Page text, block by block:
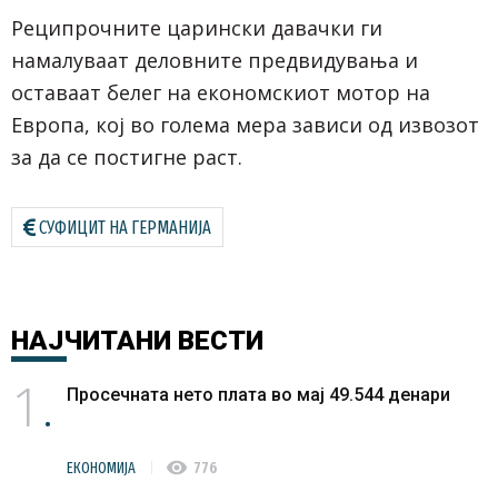
Реципрочните царински давачки ги
намалуваат деловните предвидувања и
оставаат белег на економскиот мотор на
Европа, кој во голема мера зависи од извозот
за да се постигне раст.
СУФИЦИТ НА ГЕРМАНИЈА
НАЈЧИТАНИ ВЕСТИ
1 Просечната нето плата во мај 49.544 денари
ЕКОНОМИЈА visibility 776